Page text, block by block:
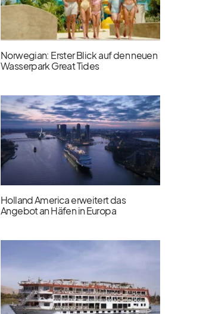
Norwegian: Erster Blick auf den neuen
Wasserpark Great Tides
Holland America erweitert das
Angebot an Häfen in Europa